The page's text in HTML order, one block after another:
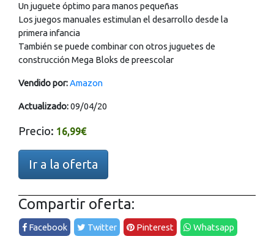
Un juguete óptimo para manos pequeñas
Los juegos manuales estimulan el desarrollo desde la
primera infancia
También se puede combinar con otros juguetes de
construcción Mega Bloks de preescolar
Vendido por:Amazon
Actualizado:09/04/20
Precio: 16,99€
Ir a la oferta
Compartir oferta:
Facebook Twitter Pinterest Whatsapp